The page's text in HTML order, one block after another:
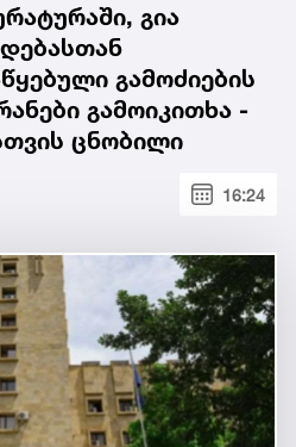
გია
გამოძიების
გამოიკითხა -
ცნობილი
16:24